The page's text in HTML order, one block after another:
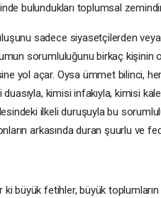
bulundukları toplumsal
sadece siyasetçilerden
sorumluluğunu birkaç kişinin
yol açar. Oysa ümmet bilinci,
duasıyla, kimisi infakıyla, kimisi
ilkeli duruşuyla bu
arkasında duran şuurlu ve
büyük fetihler, büyük toplumların